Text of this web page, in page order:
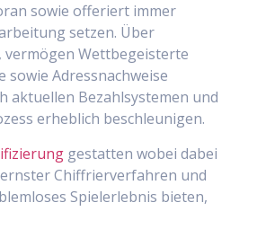
sowie offeriert immer
setzen. Über
Wettbegeisterte
Adressnachweise
aktuellen Bezahlsystemen und
erheblich beschleunigen.
gestatten wobei dabei
Chiffrierverfahren und
Spielerlebnis bieten,